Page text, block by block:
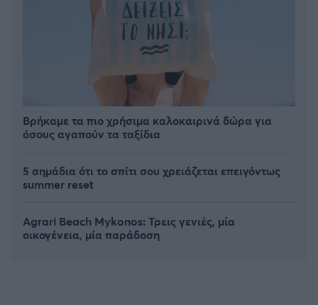
Βρήκαμε τα πιο χρήσιμα καλοκαιρινά δώρα για
όσους αγαπούν τα ταξίδια
5 σημάδια ότι το σπίτι σου χρειάζεται επειγόντως
summer reset
Agrari Beach Mykonos: Τρεις γενιές, μία
οικογένεια, μία παράδοση